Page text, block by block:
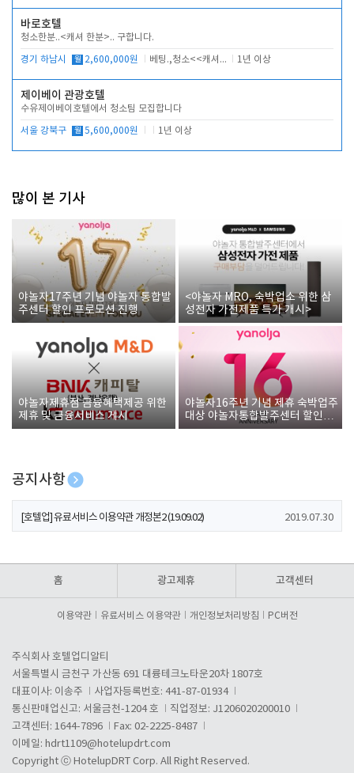
바로호텔
청소한분..<캐셔 한분>.. 구합니다.
경기 하남시 월 2,600,000원 베팅.,청소<<캐셔 모셔봅니다. 1년 이상
제이베이 관광호텔
수유제이베이호텔에서 청소팀 모집합니다
서울 강북구 월 5,600,000원 1년 이상
많이 본 기사
야놀자17주년 기념 야놀자 통합발
주센터 할인 프로모션 진행
<야놀자 MRO, 숙박업소 위한 삼
성전자 가전제품 특가 개시>
야놀자제휴점 금융혜택제공 위한
제휴 및 금융서비스 게시
야놀자16주년 기념 제휴 숙박업주
대상 야놀자통합발주센터 할인쿠
폰 증정
공지사항
[호텔업] 개인정보 처리방침 개정본1 (19.09.02)
[호텔업] 유료서비스 이용약관 개정본2 (19.09.02) 2019.07.30
홈 광고제휴 고객센터
이용약관 유료서비스 이용약관 개인정보처리방침 PC버전
주식회사 호텔업디알티
서울특별시 금천구 가산동 691 대륭테크노타운20차 1807호
대표이사: 이송주
사업자등록번호: 441-87-01934
통신판매업신고: 서울금천-1204 호
직업정보: J1206020200010
고객센터: 1644-7896
Fax: 02-2225-8487
이메일: hdrt1109@hotelupdrt.com
Copyright ⓒ HotelupDRT Corp. All Right Reserved.